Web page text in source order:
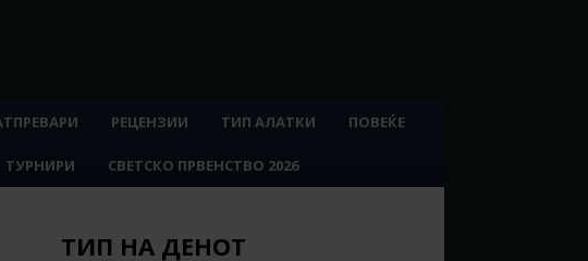
РЕЦЕНЗИИ ТИП АЛАТКИ ПОВЕЌЕ
ТУРНИРИ СВЕТСКО ПРВЕНСТВО 2026
ТИП НА ДЕНОТ